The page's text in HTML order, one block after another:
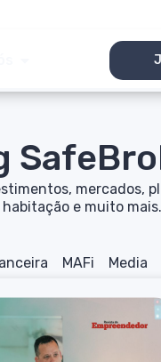
mercados,
e muito mais.
MAFi Media